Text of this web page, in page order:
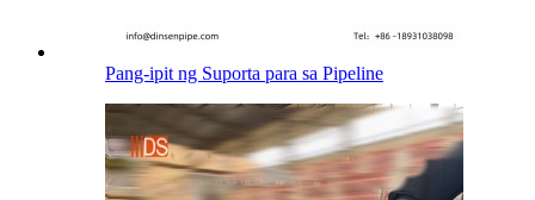
Pang-ipit ng Suporta para sa Pipeline